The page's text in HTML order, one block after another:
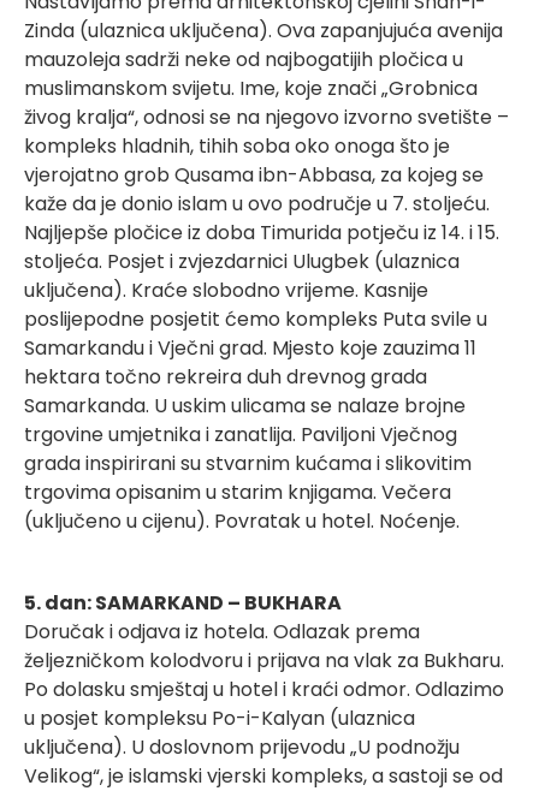
Zinda (ulaznica uključena). Ova zapanjujuća avenija
mauzoleja sadrži neke od najbogatijih pločica u
muslimanskom svijetu. Ime, koje znači „Grobnica
živog kralja“, odnosi se na njegovo izvorno svetište –
kompleks hladnih, tihih soba oko onoga što je
vjerojatno grob Qusama ibn-Abbasa, za kojeg se
kaže da je donio islam u ovo područje u 7. stoljeću.
Najljepše pločice iz doba Timurida potječu iz 14. i 15.
stoljeća. Posjet i zvjezdarnici Ulugbek (ulaznica
uključena). Kraće slobodno vrijeme. Kasnije
poslijepodne posjetit ćemo kompleks Puta svile u
Samarkandu i Vječni grad. Mjesto koje zauzima 11
hektara točno rekreira duh drevnog grada
Samarkanda. U uskim ulicama se nalaze brojne
trgovine umjetnika i zanatlija. Paviljoni Vječnog
grada inspirirani su stvarnim kućama i slikovitim
trgovima opisanim u starim knjigama. Večera
(uključeno u cijenu). Povratak u hotel. Noćenje.
5. dan: SAMARKAND – BUKHARA
Doručak i odjava iz hotela. Odlazak prema
željezničkom kolodvoru i prijava na vlak za Bukharu.
Po dolasku smještaj u hotel i kraći odmor. Odlazimo
u posjet kompleksu Po-i-Kalyan (ulaznica
uključena). U doslovnom prijevodu „U podnožju
Velikog“, je islamski vjerski kompleks, a sastoji se od